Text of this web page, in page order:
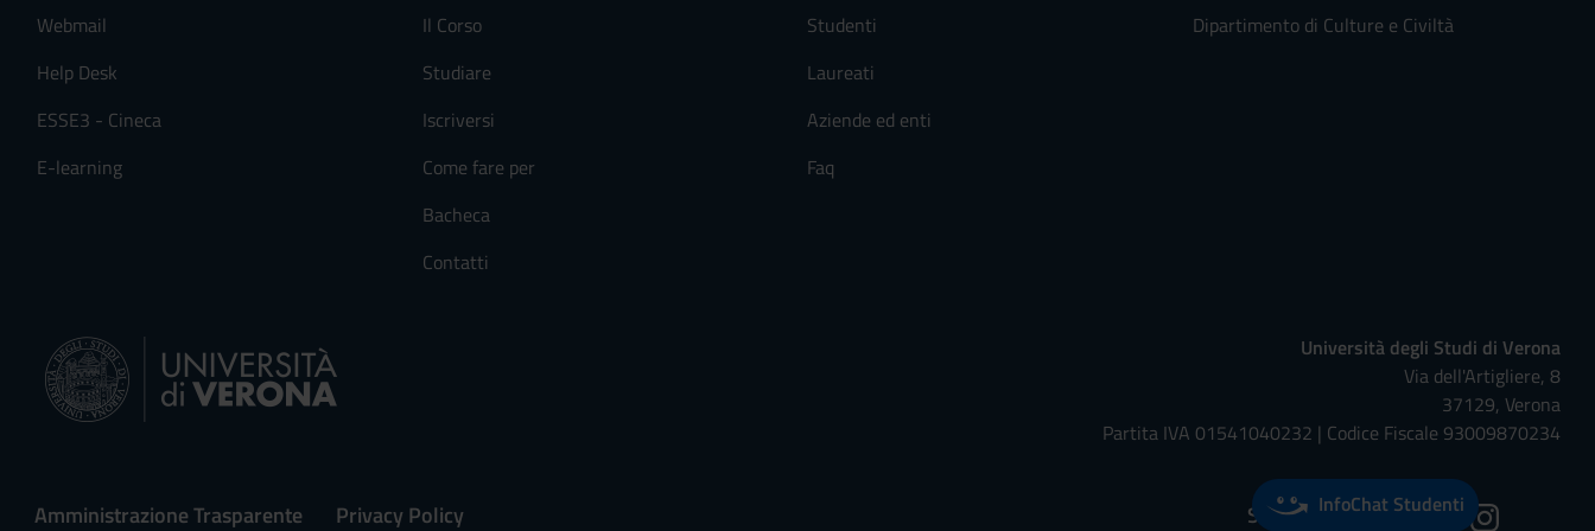
Webmail
Help Desk
ESSE3 - Cineca
E-learning
Il Corso
Studiare
Iscriversi
Come fare per
Bacheca
Contatti
Studenti
Laureati
Aziende ed enti
Faq
Dipartimento di Culture e Civiltà
Università degli Studi di Verona
Via dell'Artigliere, 8
37129, Verona
Partita IVA 01541040232 | Codice Fiscale 93009870234
Amministrazione Trasparente Privacy Policy Seguici su:InfoChat Studenti